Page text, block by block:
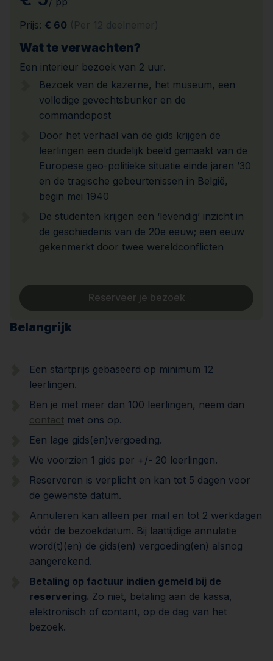
Prijs: € 60
Wat te verwachten?
Een interieur bezoek van 2 uur.
Bezoek van de kazerne, het museum, een
volledige gevechtsbunker en de
commandopost
Door het verhaal van de gids krijgen de
leerlingen een duidelijk beeld gemaakt van de
Europese geo-politieke situatie einde jaren ’30
en de tragische gebeurtenissen in België,
begin mei 1940
De studenten krijgen een ‘levendig’ inzicht in
de geschiedenis van de 20e eeuw; een eeuw
gekenmerkt door twee wereldconflicten
Reserveer je bezoek
Belangrijk
Een startprijs gebaseerd op minimum 12
leerlingen.
Ben je met meer dan 100 leerlingen, neem dan
contact met ons op.
Een lage gids(en)vergoeding.
We voorzien 1 gids per +/- 20 leerlingen.
Reserveren is verplicht en kan tot 5 dagen voor
de gewenste datum.
Annuleren kan alleen per mail en tot 2 werkdagen
vóór de bezoekdatum. Bij laattijdige annulatie
word(t)(en) de gids(en) vergoeding(en) alsnog
aangerekend.
Betaling op factuur indien gemeld bij de
reservering. Zo niet, betaling aan de kassa,
elektronisch of contant, op de dag van het
bezoek.